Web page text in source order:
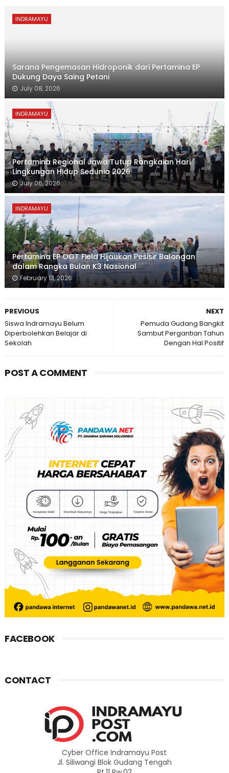
INDRAMAYU
Sarana Pengemasan Hidroponik dari Pertamina EP
Dukung Daya Saing Petani
July 08, 2026
INDRAMAYU
Pertamina Regional Jawa Tutup Rangkaian Hari
Lingkungan Hidup Sedunia 2026
July 06, 2026
INDRAMAYU
Pertamina EP OGT Field Hijaukan Pesisir Balongan
dalam Rangka Bulan K3 Nasional
February 13, 2026
NEXT
Pemuda Gudang Bangkit
Sambut Pergantian Tahun
Dengan Hal Positif
PREVIOUS
Siswa Indramayu Belum
Diperbolehkan Belajar di
Sekolah
POST A COMMENT
FACEBOOK
CONTACT
Cyber Office Indramayu Post
Jl. Siliwangi Blok Gudang Tengah